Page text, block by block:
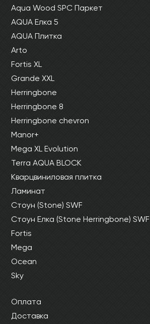
Aqua Wood SPC Паркет
AQUA Елка 5
AQUA Плитка
Arto
Fortis XL
Grande XXL
Herringbone
Herringbone 8
Herringbone chevron
Manor+
Mega XL Evolution
Terra AQUA BLOCK
Кварцвиниловая плитка
Ламинат
Стоун (Stone) SWF
Стоун Елка (Stone Herringbone) SWF
Fortis
Mega
Ocean
Sky
Оплата
Доставка